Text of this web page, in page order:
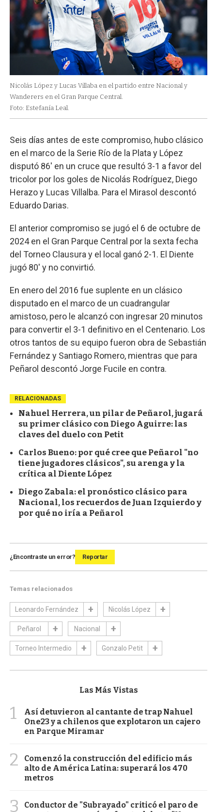
Nicolás López y Lucas Villaba en el partido entre Nacional y
Wanderers en el Gran Parque Central.
Foto: Estefanía Leal.
Seis días antes de este compromiso, hubo clásico
en el marco de la Serie Río de la Plata y López
disputó 86' en un cruce que resultó 3-1 a favor del
tricolor por los goles de Nicolás Rodríguez, Diego
Herazo y Lucas Villalba. Para el Mirasol descontó
Eduardo Darias.
El anterior compromiso se jugó el 6 de octubre de
2024 en el Gran Parque Central por la sexta fecha
del Torneo Clausura y el local ganó 2-1. El Diente
jugó 80' y no convirtió.
En enero del 2016 fue suplente en un clásico
disputado en el marco de un cuadrangular
amistoso, pero le alcanzó con ingresar 20 minutos
para convertir el 3-1 definitivo en el Centenario. Los
otros tantos de su equipo fueron obra de Sebastián
Fernández y Santiago Romero, mientras que para
Peñarol descontó Jorge Fucile en contra.
RELACIONADAS
Nahuel Herrera, un pilar de Peñarol, jugará
su primer clásico con Diego Aguirre: las
claves del duelo con Petit
Carlos Bueno: por qué cree que Peñarol "no
tiene jugadores clásicos", su arenga y la
crítica al Diente López
Diego Zabala: el pronóstico clásico para
Nacional, los recuerdos de Juan Izquierdo y
por qué no iría a Peñarol
¿Encontraste un error? Reportar
Temas relacionados
Leonardo Fernández Nicolás López
Peñarol Nacional
Torneo Intermedio Gonzalo Petit
Las Más Vistas
1
Así detuvieron al cantante de trap Nahuel
One23 y a chilenos que explotaron un cajero
en Parque Miramar
2
Comenzó la construcción del edificio más
alto de América Latina: superará los 470
metros
3
Conductor de "Subrayado" criticó el paro de